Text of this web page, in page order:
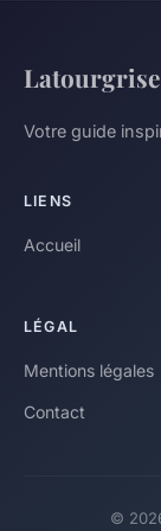
Latourgrise
Votre guide
LIENS
Accueil
LÉGAL
Mentions légales
Contact
©